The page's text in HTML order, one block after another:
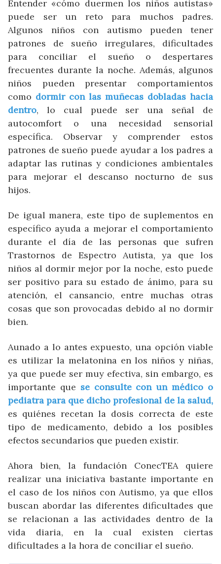
Entender «cómo duermen los niños autistas»
puede ser un reto para muchos padres.
Algunos niños con autismo pueden tener
patrones de sueño irregulares, dificultades
para conciliar el sueño o despertares
frecuentes durante la noche. Además, algunos
niños pueden presentar comportamientos
como dormir con las muñecas dobladas hacia
dentro, lo cual puede ser una señal de
autocomfort o una necesidad sensorial
específica. Observar y comprender estos
patrones de sueño puede ayudar a los padres a
adaptar las rutinas y condiciones ambientales
para mejorar el descanso nocturno de sus
hijos.
De igual manera, este tipo de suplementos en
específico ayuda a mejorar el comportamiento
durante el día de las personas que sufren
Trastornos de Espectro Autista, ya que los
niños al dormir mejor por la noche, esto puede
ser positivo para su estado de ánimo, para su
atención, el cansancio, entre muchas otras
cosas que son provocadas debido al no dormir
bien.
Aunado a lo antes expuesto, una opción viable
es utilizar la melatonina en los niños y niñas,
ya que puede ser muy efectiva, sin embargo, es
importante que se consulte con un médico o
pediatra para que dicho profesional de la salud,
es quiénes recetan la dosis correcta de este
tipo de medicamento, debido a los posibles
efectos secundarios que pueden existir.
Ahora bien, la fundación ConecTEA quiere
realizar una iniciativa bastante importante en
el caso de los niños con Autismo, ya que ellos
buscan abordar las diferentes dificultades que
se relacionan a las actividades dentro de la
vida diaria, en la cual existen ciertas
dificultades a la hora de conciliar el sueño.